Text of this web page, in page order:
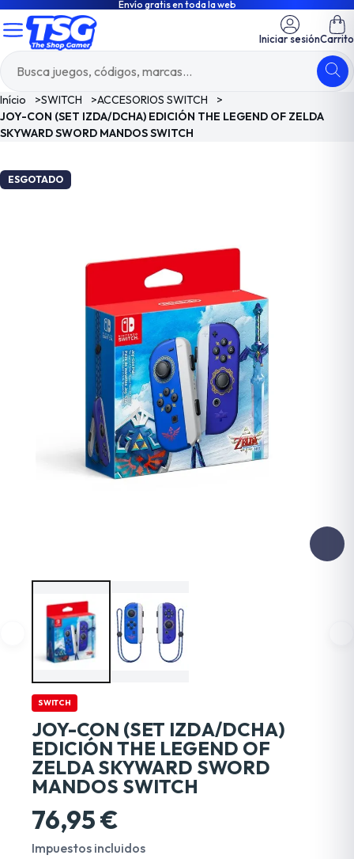
Envío gratis en toda la web
Iniciar sesiónCarrito
Início >SWITCH >ACCESORIOS SWITCH
>
JOY-CON (SET IZDA/DCHA) EDICIÓN THE LEGEND OF ZELDA
SKYWARD SWORD MANDOS SWITCH
ESGOTADO
SWITCH
JOY-CON (SET IZDA/DCHA)
EDICIÓN THE LEGEND OF
ZELDA SKYWARD SWORD
MANDOS SWITCH
76,95 €
Impuestos incluidos